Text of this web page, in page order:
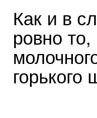
Как и в
ровно